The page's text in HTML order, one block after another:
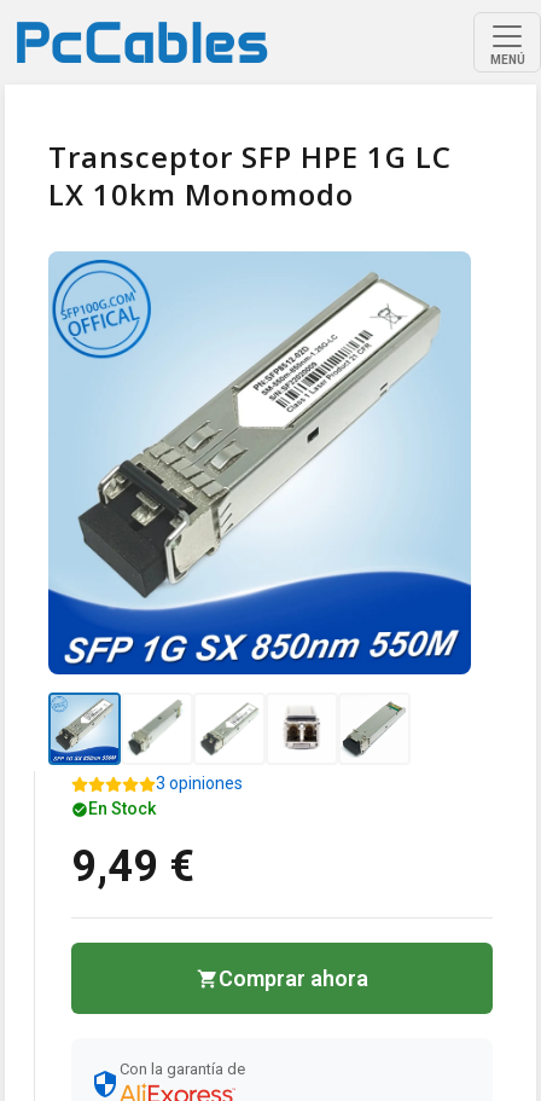
MENÚ
Transceptor SFP HPE 1G LC
LX 10km Monomodo
3 opiniones
En Stock
9,49 €
Comprar ahora
Con la garantía de